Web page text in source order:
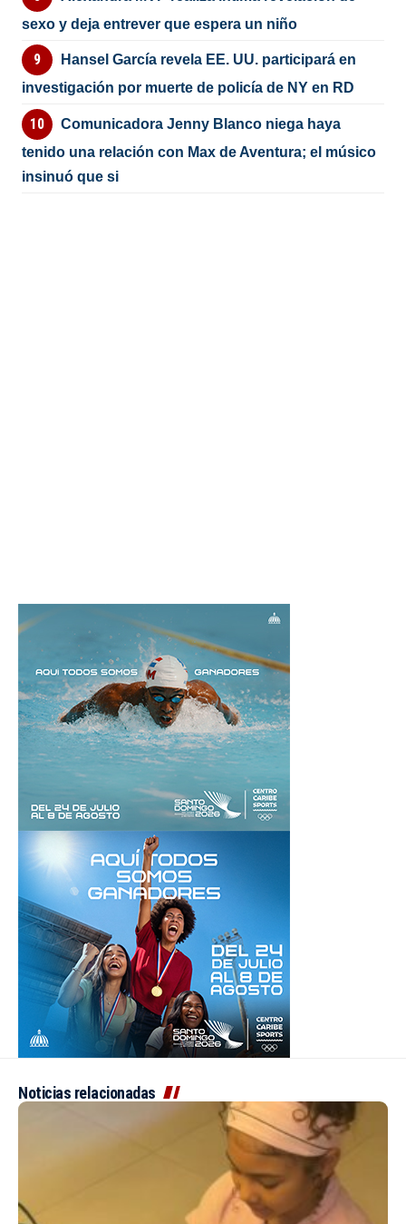
sexo y deja entrever que espera un niño
Hansel García revela EE. UU. participará en
investigación por muerte de policía de NY en RD
Comunicadora Jenny Blanco niega haya
tenido una relación con Max de Aventura; el músico
insinuó que si
Noticias relacionadas